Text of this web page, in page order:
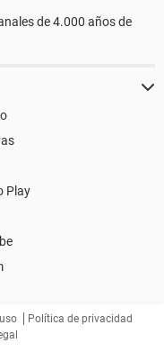
de 4.000 años de
Play
Política de privacidad